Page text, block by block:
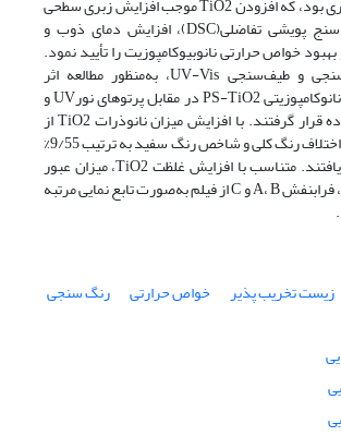
صاف با حداقل زبری بود، که افزودن TiO2 موجب افزایش زبری سطحی
فیلم ‌گردید.گرماسنج پویشی تفاضلی(DSC)، افزایش دمای ذوب و
خواص حرارتی نانوبیوکامپوزیت را تأیید نمود.
آزمون‌های رنگ‌سنجی و طیف‌سنجی UV-Vis، به‌منظور مطالعه اثر
حفاظتی فیلم‌های نانوکامپوزیتی PS-TiO2 در مقابل پرتو‌های نورUV و
مرئی مورد استفاده قرار گرفتند. با افزایش میزان نانوذرات TiO2 از
صفر به 2 درصد، اختلاف رنگ کلی و شاخص رنگ سفید به ‌ترتیب 9/55%
و 6/53% افزایش یافتند. متناسب با افزایش غلظت TiO2، میزان عبور
پرتوهای نور مرئی، فرابنفش A، B و C از فیلم به‌صورت تابع نمایی مرتبه
زیست تخریب پذیر خواص حرارتی
رنگ سنجی